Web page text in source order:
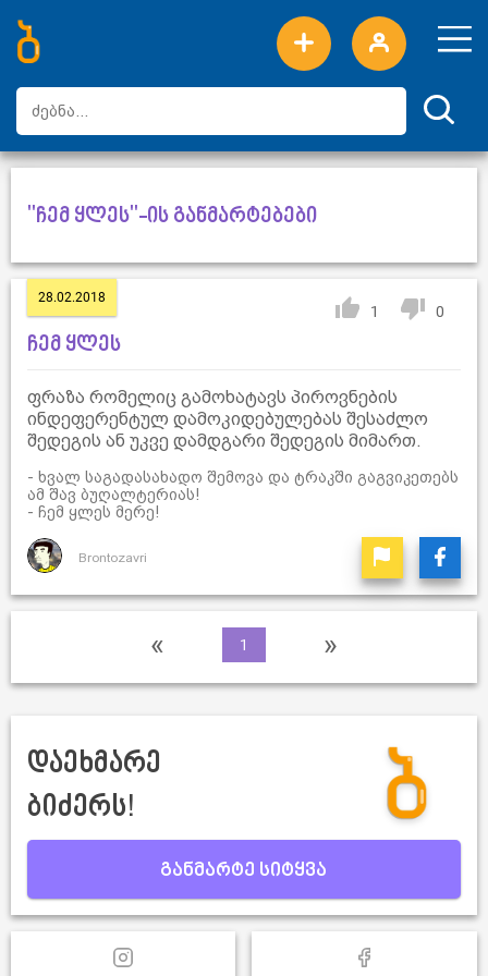
ახალი სიტყვები
ტოპ სიტყვები
დღის ტოპ სიტყვები
ტოპ მომხმარებლები
"ჩემ ყლეს"-ის განმარტებები
28.02.2018
1 0
ჩემ ყლეს
ფრაზა რომელიც გამოხატავს პიროვნების
ინდეფერენტულ დამოკიდებულებას შესაძლო
შედეგის ან უკვე დამდგარი შედეგის მიმართ.
- ხვალ საგადასახადო შემოვა და ტრაკში გაგვიკეთებს
ამ შავ ბუღალტერიას!
- ჩემ ყლეს მერე!
Brontozavri
« 1 »
დაეხმარე
ბიძერს!
განმარტე სიტყვა